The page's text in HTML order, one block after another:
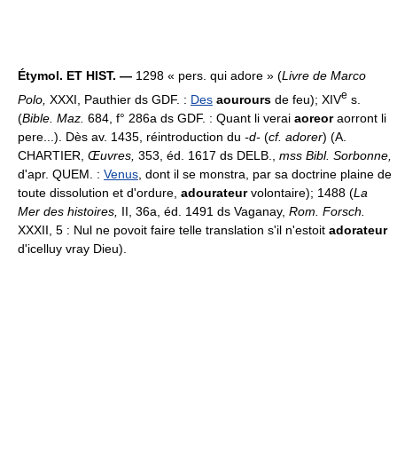
Étymol. ET HIST. — 1298 « pers. qui adore » (Livre de Marco
Polo, XXXI, Pauthier ds GDF. : Des aourours de feu); XIVe s.
(Bible. Maz. 684, f° 286a ds GDF. : Quant li verai aoreoraorront li
pere...). Dès av. 1435, réintroduction du -d- (cf. adorer) (A.
CHARTIER, Œuvres, 353, éd. 1617 ds DELB., mss Bibl. Sorbonne,
d'apr. QUEM. : Venus , dont il se monstra, par sa doctrine plaine de
toute dissolution et d'ordure, adourateurvolontaire); 1488 (La
Mer des histoires, II, 36a, éd. 1491 ds Vaganay, Rom. Forsch.
XXXII, 5 : Nul ne povoit faire telle translation s'il n'estoit adorateur
d'icelluy vray Dieu).